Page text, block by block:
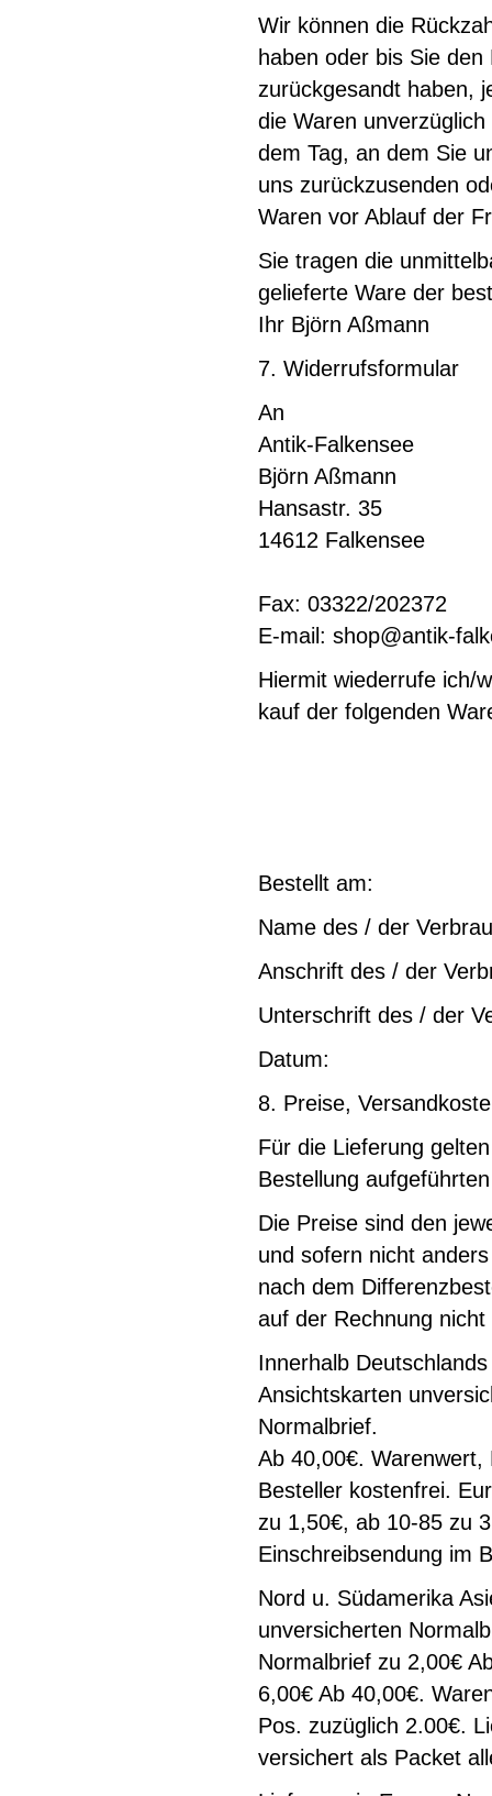
Wir können die
haben oder bis Sie
zurückgesandt haben,
die Waren
dem Tag, an dem Sie
uns zurückzusenden
Waren vor Ablauf der
Sie tragen die
gelieferte Ware der
Ihr Björn Aßmann
7. Widerrufsformular
An
Antik-Falkensee
Björn Aßmann
Hansastr. 35
14612 Falkensee
Fax: 03322/202372
E-mail: shop@antik-
Hiermit wiederrufe ich/
kauf der folgenden
Bestellt am:
Name des / der
Anschrift des / der
Unterschrift des / der
Datum:
8. Preise,
Für die Lieferung
Bestellung
Die Preise sind den
und sofern nicht
nach dem
auf der Rechnung nicht
Innerhalb
Ansichtskarten
Normalbrief.
Ab 40,00€.
Besteller kostenfrei.
zu 1,50€, ab 10-85 zu
Einschreibsendung im
Nord u. Südamerika
unversicherten
Normalbrief zu 2,00€
6,00€ Ab 40,00€.
Pos. zuzüglich 2.00€.
versichert als Packet